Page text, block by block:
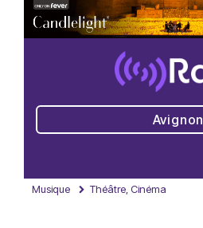
Avignon
Musique Théâtre, Cinéma